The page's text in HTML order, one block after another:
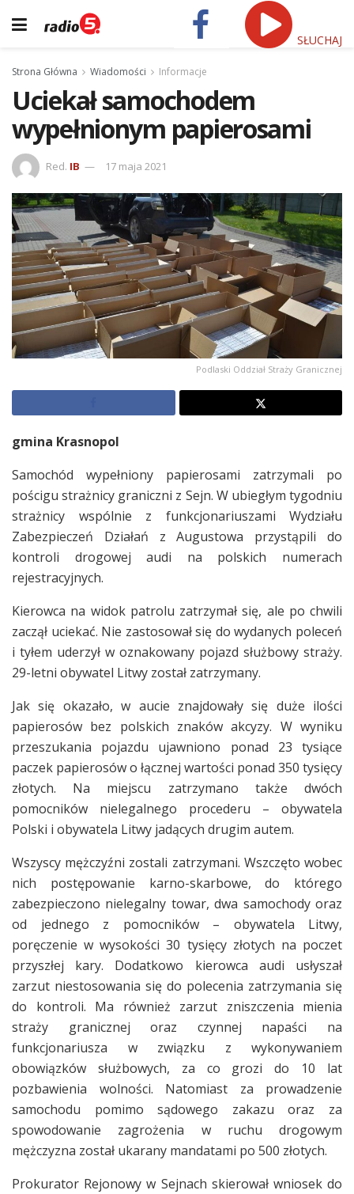
SŁUCHAJ
Strona Główna Wiadomości Informacje
Uciekał samochodem
wypełnionym papierosami
Red. IB 17 maja 2021
Podlaski Oddział Straży Granicznej
gmina Krasnopol
Samochód wypełniony papierosami zatrzymali po
pościgu strażnicy graniczni z Sejn. W ubiegłym tygodniu
strażnicy wspólnie z funkcjonariuszami Wydziału
Zabezpieczeń Działań z Augustowa przystąpili do
kontroli drogowej audi na polskich numerach
rejestracyjnych.
Kierowca na widok patrolu zatrzymał się, ale po chwili
zaczął uciekać. Nie zastosował się do wydanych poleceń
i tyłem uderzył w oznakowany pojazd służbowy straży.
29-letni obywatel Litwy został zatrzymany.
Jak się okazało, w aucie znajdowały się duże ilości
papierosów bez polskich znaków akcyzy. W wyniku
przeszukania pojazdu ujawniono ponad 23 tysiące
paczek papierosów o łącznej wartości ponad 350 tysięcy
złotych. Na miejscu zatrzymano także dwóch
pomocników nielegalnego procederu – obywatela
Polski i obywatela Litwy jadących drugim autem.
Wszyscy mężczyźni zostali zatrzymani. Wszczęto wobec
nich postępowanie karno-skarbowe, do którego
zabezpieczono nielegalny towar, dwa samochody oraz
od jednego z pomocników – obywatela Litwy,
poręczenie w wysokości 30 tysięcy złotych na poczet
przyszłej kary. Dodatkowo kierowca audi usłyszał
zarzut niestosowania się do polecenia zatrzymania się
do kontroli. Ma również zarzut zniszczenia mienia
straży granicznej oraz czynnej napaści na
funkcjonariusza w związku z wykonywaniem
obowiązków służbowych, za co grozi do 10 lat
pozbawienia wolności. Natomiast za prowadzenie
samochodu pomimo sądowego zakazu oraz za
spowodowanie zagrożenia w ruchu drogowym
mężczyzna został ukarany mandatami po 500 złotych.
Prokurator Rejonowy w Sejnach skierował wniosek do